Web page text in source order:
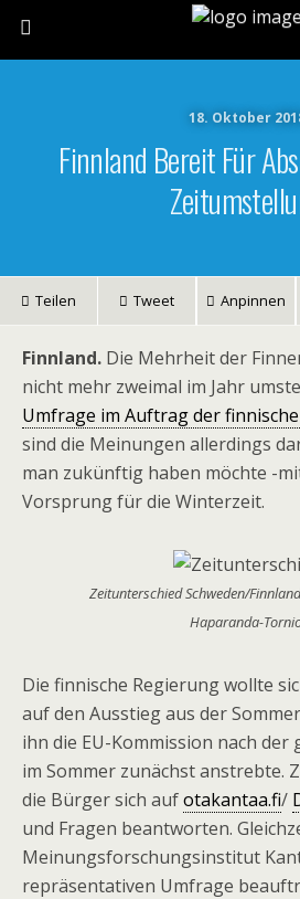
18. Oktober
Finnland Bereit Für
Teilen Tweet Anpinnen
Finnland. Die Mehrheit der
nicht mehr zweimal im Jahr
Umfrage im Auftrag der
sind die Meinungen allerdings
man zukünftig haben möchte -
Vorsprung für die Winterzeit.
Zeitunterschied Schweden/
Haparanda-
Die finnische Regierung wollte
auf den Ausstieg aus der
ihn die EU-Kommission nach
im Sommer zunächst anstrebte.
die Bürger sich aufotakantaa.fi/
und Fragen beantworten.
Meinungsforschungsinstitut
repräsentativen Umfrage